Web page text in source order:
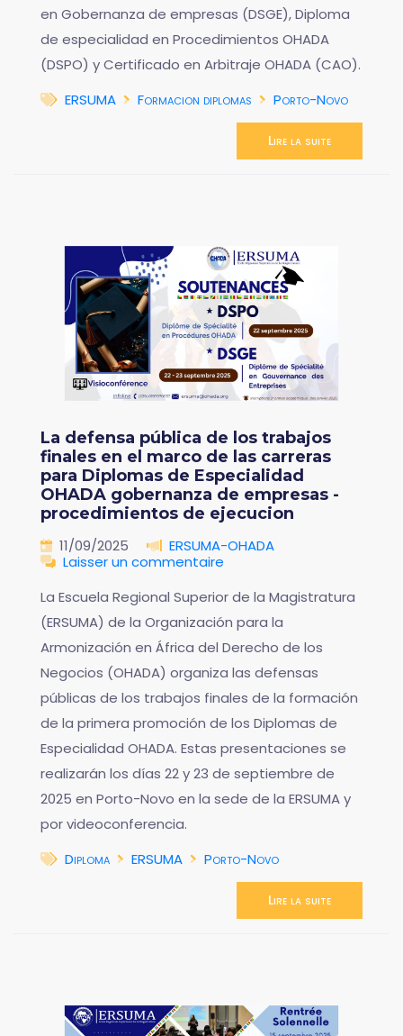
en Gobernanza de empresas (DSGE), Diploma
de especialidad en Procedimientos OHADA
(DSPO) y Certificado en Arbitraje OHADA (CAO).
ERSUMA
Formacion diplomas Porto-Novo
Lire la suite
La defensa pública de los trabajos
finales en el marco de las carreras
para Diplomas de Especialidad
OHADA gobernanza de empresas -
procedimientos de ejecucion
11/09/2025
ERSUMA-OHADA
Laisser un commentaire
La Escuela Regional Superior de la Magistratura
(ERSUMA) de la Organización para la
Armonización en África del Derecho de los
Negocios (OHADA) organiza las defensas
públicas de los trabajos finales de la formación
de la primera promoción de los Diplomas de
Especialidad OHADA. Estas presentaciones se
realizarán los días 22 y 23 de septiembre de
2025 en Porto-Novo en la sede de la ERSUMA y
por videoconferencia.
Diploma
ERSUMA Porto-Novo
Lire la suite